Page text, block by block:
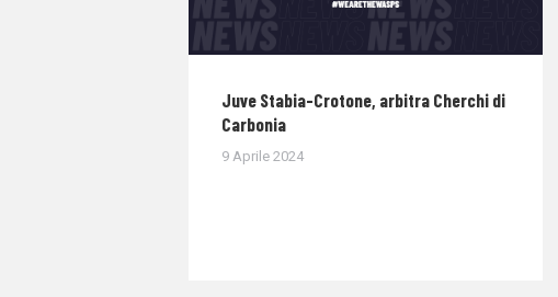
Juve Stabia-Crotone, arbitra Cherchi di
Carbonia
9 Aprile 2024